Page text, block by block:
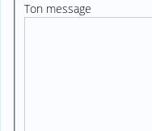
Ton message